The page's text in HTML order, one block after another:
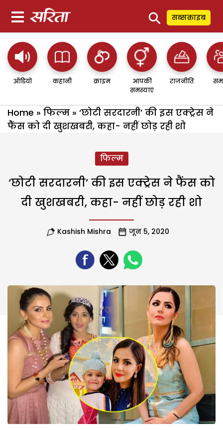
⚲ सब्सक्राइब
ऑडियो कहानी क्राइम
आपकी
समस्याएं
राजनीति
Home » फिल्म » ‘छोटी सरदारनी’ की इस एक्ट्रेस ने
फैंस को दी खुशखबरी, कहा- नहीं छोड़ रही शो
फिल्म
‘छोटी सरदारनी’ की इस एक्ट्रेस ने फैंस को
दी खुशखबरी, कहा- नहीं छोड़ रही शो
Kashish Mishra जून 5, 2020